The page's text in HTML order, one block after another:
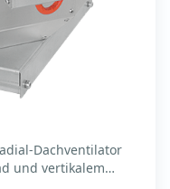
Dachventilator
und vertikalem